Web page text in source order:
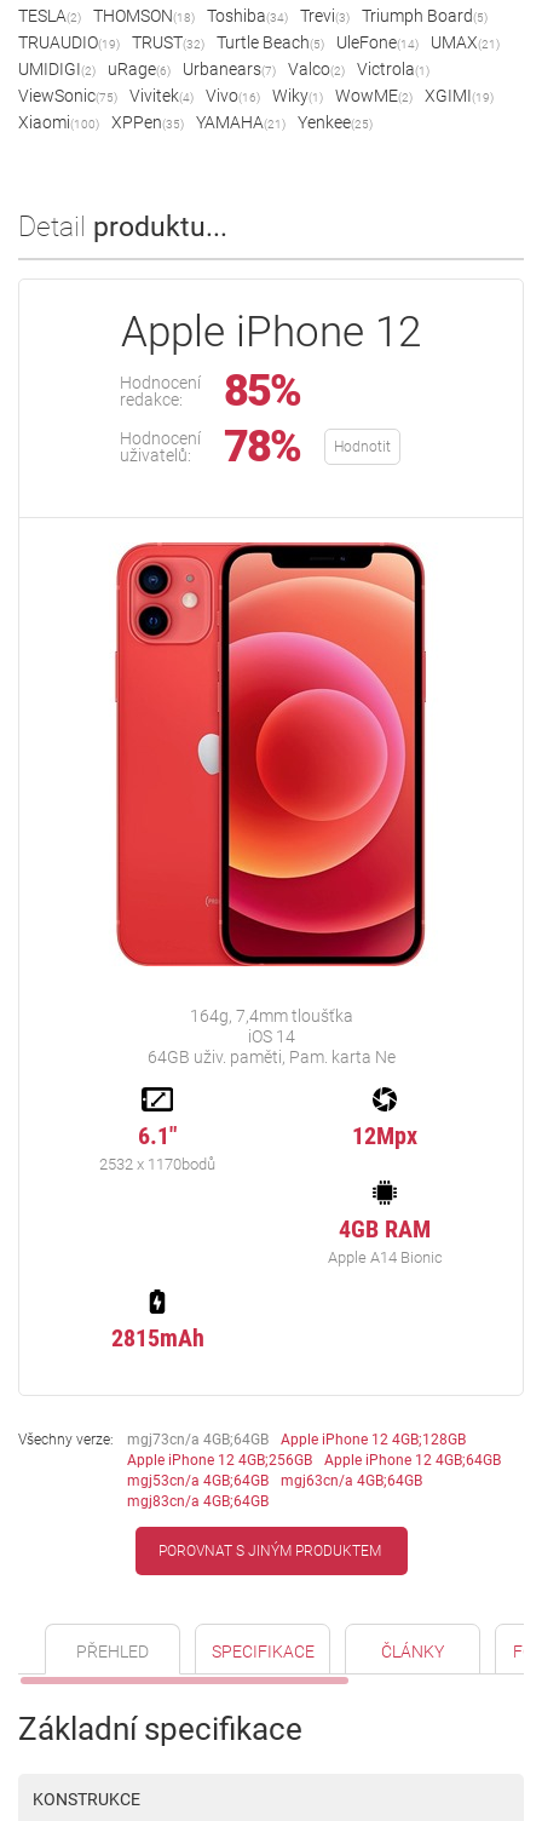
TESLA(2) THOMSON(18) Toshiba(34) Trevi(3) Triumph Board(5)
TRUAUDIO(19) TRUST(32) Turtle Beach(5) UleFone(14) UMAX(21)
UMIDIGI(2) uRage(6) Urbanears(7) Valco(2) Victrola(1)
ViewSonic(75) Vivitek(4) Vivo(16) Wiky(1) WowME(2) XGIMI(19)
Xiaomi(100) XPPen(35) YAMAHA(21) Yenkee(25)
Detail produktu...
Apple iPhone 12
Hodnocení
redakce:
85%
Hodnocení
uživatelů:
78% Hodnotit
164g, 7,4mm tloušťka
iOS 14
64GB uživ. paměti, Pam. karta Ne
6.1"
2532 x 1170bodů
12Mpx
4GB RAM
Apple A14 Bionic
2815mAh
Všechny verze: mgj73cn/a 4GB;64GB
Apple iPhone 12 4GB;128GB
Apple iPhone 12 4GB;256GB
Apple iPhone 12 4GB;64GB
mgj53cn/a 4GB;64GB
mgj63cn/a 4GB;64GB
mgj83cn/a 4GB;64GB
POROVNAT S JINÝM PRODUKTEM
PŘEHLED SPECIFIKACE ČLÁNKY
Základní specifikace
KONSTRUKCE